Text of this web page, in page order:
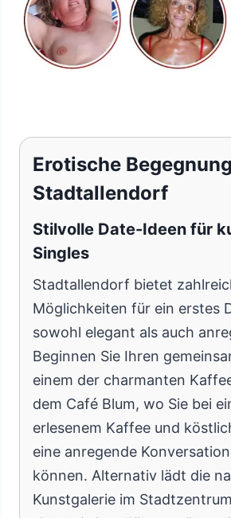
Erotische
Stadtallendorf
Stilvolle Date-Ideen für
Singles
Stadtallendorf bietet
Möglichkeiten für ein erstes
sowohl elegant als auch
Beginnen Sie Ihren
einem der charmanten
dem Café Blum, wo Sie bei
erlesenem Kaffee und
eine anregende
können. Alternativ lädt die
Kunstgalerie im